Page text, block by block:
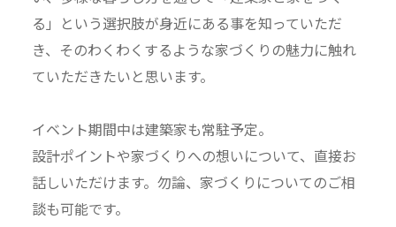
る」という選択肢が身近にある事を知っていただ
き、そのわくわくするような家づくりの魅力に触れ
ていただきたいと思います。
イベント期間中は建築家も常駐予定。
設計ポイントや家づくりへの想いについて、直接お
話しいただけます。勿論、家づくりについてのご相
談も可能です。